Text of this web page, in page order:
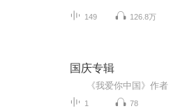
149 126.8万
国庆专辑
1 78